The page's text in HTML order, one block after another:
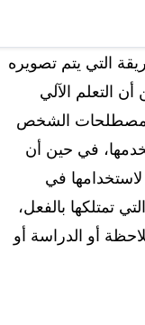
الأسعار
المعرفة
التي يتم تصويره
التعلم الآلي
بمصطلحات الشخص
في حين أن
لاستخدامها في
تمتلكها بالفعل،
أو الدراسة أو